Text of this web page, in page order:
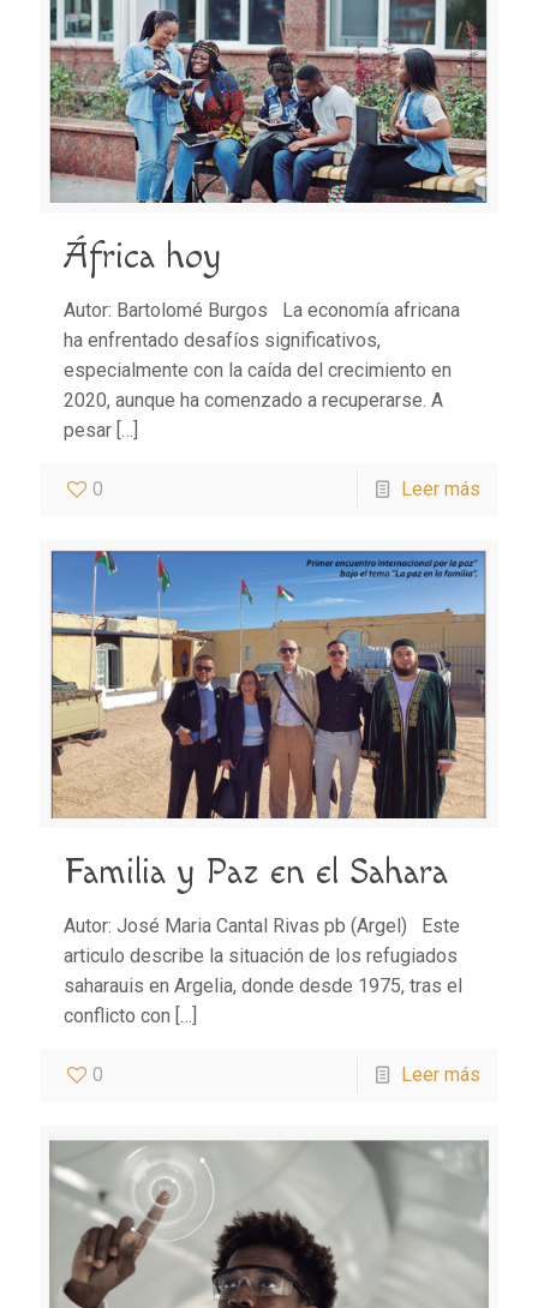
África hoy
Autor: Bartolomé Burgos La economía africana
ha enfrentado desafíos significativos,
especialmente con la caída del crecimiento en
2020, aunque ha comenzado a recuperarse. A
pesar […]
0 Leer más
Familia y Paz en el Sahara
Autor: José Maria Cantal Rivas pb (Argel) Este
articulo describe la situación de los refugiados
saharauis en Argelia, donde desde 1975, tras el
conflicto con […]
0 Leer más